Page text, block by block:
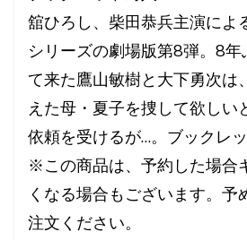
舘ひろし、柴田恭兵主演によ
シリーズの劇場版第8弾。8
て来た鷹山敏樹と大下勇次は
えた母・夏子を捜して欲しい
依頼を受けるが…。ブックレッ
※この商品は、予約した場合
くなる場合もございます。予
注文ください。